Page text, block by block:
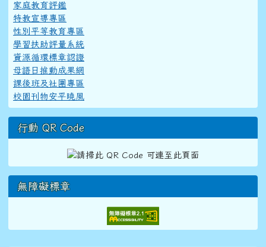
家庭教育評鑑
特教宣導專區
性別平等教育專區
學習扶助評量系統
資源循環標章認證
母語日推動成果網
課後班及社團專區
校園刊物安平曉風
行動 QR Code
無障礙標章